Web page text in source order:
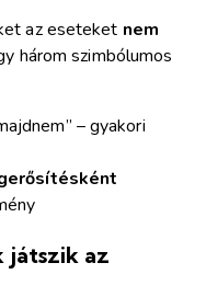
az eseteket nem
három szimbólumos
– gyakori
játszik az